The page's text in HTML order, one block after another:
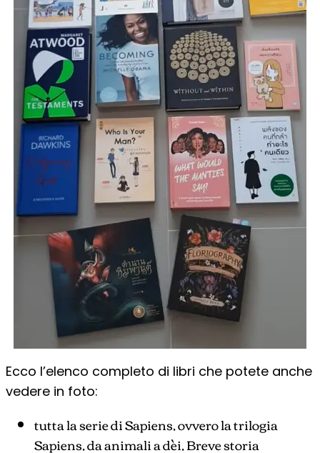
Ecco l’elenco completo di libri che potete anche
vedere in foto:
tutta la serie di Sapiens, ovvero la trilogia
Sapiens, da animali a dèi, Breve storia